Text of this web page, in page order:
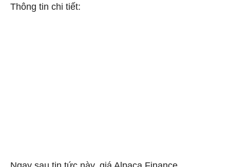
Thông tin chi tiết: